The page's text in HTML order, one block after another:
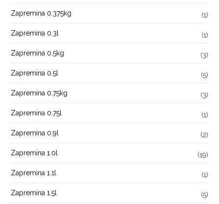
Zapremina 0.375kg (1)
Zapremina 0.3l (1)
Zapremina 0.5kg (3)
Zapremina 0.5l (5)
Zapremina 0.75kg (3)
Zapremina 0.75l (1)
Zapremina 0.9l (2)
Zapremina 1.0l (19)
Zapremina 1.1l (1)
Zapremina 1.5l (5)